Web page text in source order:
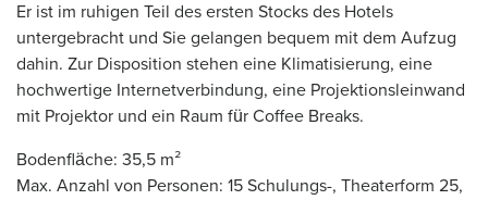
Er ist im ruhigen Teil des ersten Stocks des Hotels
untergebracht und Sie gelangen bequem mit dem Aufzug
dahin. Zur Disposition stehen eine Klimatisierung, eine
hochwertige Internetverbindung, eine Projektionsleinwand
mit Projektor und ein Raum für Coffee Breaks.
Bodenfläche: 35,5 m²
Max. Anzahl von Personen: 15 Schulungs-, Theaterform 25,